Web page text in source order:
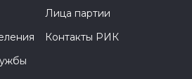
Лица партии
Контакты РИК